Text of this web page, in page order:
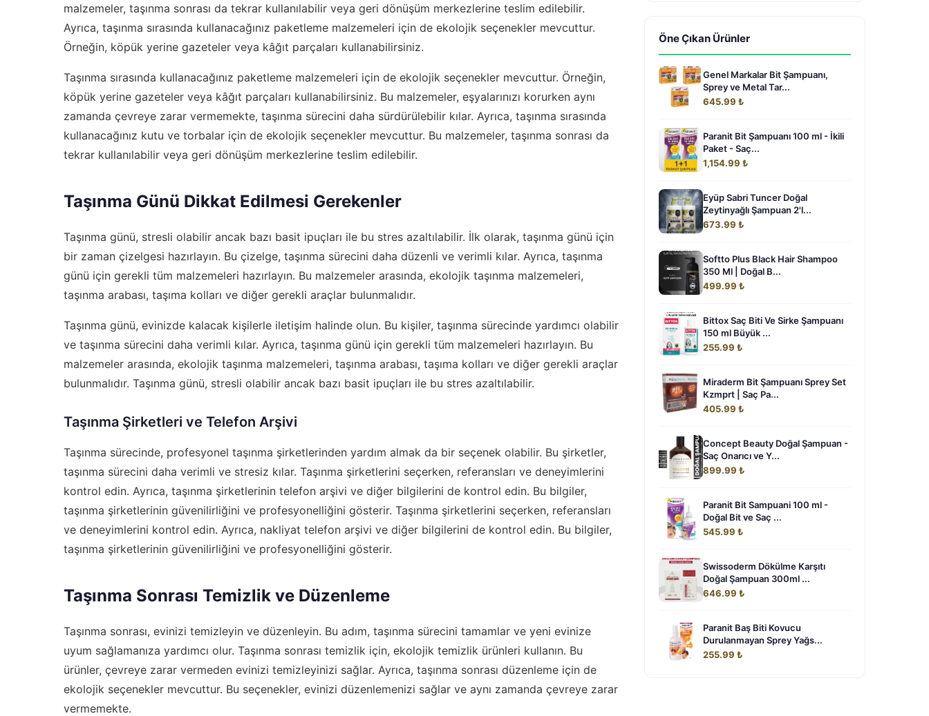
malzemeler, taşınma sonrası da tekrar kullanılabilir veya geri dönüşüm merkezlerine teslim edilebilir.
Ayrıca, taşınma sırasında kullanacağınız paketleme malzemeleri için de ekolojik seçenekler mevcuttur.
Örneğin, köpük yerine gazeteler veya kâğıt parçaları kullanabilirsiniz.
Taşınma sırasında kullanacağınız paketleme malzemeleri için de ekolojik seçenekler mevcuttur. Örneğin,
köpük yerine gazeteler veya kâğıt parçaları kullanabilirsiniz. Bu malzemeler, eşyalarınızı korurken aynı
zamanda çevreye zarar vermemekte, taşınma sürecini daha sürdürülebilir kılar. Ayrıca, taşınma sırasında
kullanacağınız kutu ve torbalar için de ekolojik seçenekler mevcuttur. Bu malzemeler, taşınma sonrası da
tekrar kullanılabilir veya geri dönüşüm merkezlerine teslim edilebilir.
Taşınma Günü Dikkat Edilmesi Gerekenler
Taşınma günü, stresli olabilir ancak bazı basit ipuçları ile bu stres azaltılabilir. İlk olarak, taşınma günü için
bir zaman çizelgesi hazırlayın. Bu çizelge, taşınma sürecini daha düzenli ve verimli kılar. Ayrıca, taşınma
günü için gerekli tüm malzemeleri hazırlayın. Bu malzemeler arasında, ekolojik taşınma malzemeleri,
taşınma arabası, taşıma kolları ve diğer gerekli araçlar bulunmalıdır.
Taşınma günü, evinizde kalacak kişilerle iletişim halinde olun. Bu kişiler, taşınma sürecinde yardımcı olabilir
ve taşınma sürecini daha verimli kılar. Ayrıca, taşınma günü için gerekli tüm malzemeleri hazırlayın. Bu
malzemeler arasında, ekolojik taşınma malzemeleri, taşınma arabası, taşıma kolları ve diğer gerekli araçlar
bulunmalıdır. Taşınma günü, stresli olabilir ancak bazı basit ipuçları ile bu stres azaltılabilir.
Taşınma Şirketleri ve Telefon Arşivi
Taşınma sürecinde, profesyonel taşınma şirketlerinden yardım almak da bir seçenek olabilir. Bu şirketler,
taşınma sürecini daha verimli ve stresiz kılar. Taşınma şirketlerini seçerken, referansları ve deneyimlerini
kontrol edin. Ayrıca, taşınma şirketlerinin telefon arşivi ve diğer bilgilerini de kontrol edin. Bu bilgiler,
taşınma şirketlerinin güvenilirliğini ve profesyonelliğini gösterir. Taşınma şirketlerini seçerken, referansları
ve deneyimlerini kontrol edin. Ayrıca, nakliyat telefon arşivi ve diğer bilgilerini de kontrol edin. Bu bilgiler,
taşınma şirketlerinin güvenilirliğini ve profesyonelliğini gösterir.
Taşınma Sonrası Temizlik ve Düzenleme
Taşınma sonrası, evinizi temizleyin ve düzenleyin. Bu adım, taşınma sürecini tamamlar ve yeni evinize
uyum sağlamanıza yardımcı olur. Taşınma sonrası temizlik için, ekolojik temizlik ürünleri kullanın. Bu
ürünler, çevreye zarar vermeden evinizi temizleyinizi sağlar. Ayrıca, taşınma sonrası düzenleme için de
ekolojik seçenekler mevcuttur. Bu seçenekler, evinizi düzenlemenizi sağlar ve aynı zamanda çevreye zarar
vermemekte.
Öne Çıkan Ürünler
Genel Markalar Bit Şampuanı,
Sprey ve Metal Tar...
645.99 ₺
Paranit Bit Şampuanı 100 ml - İkili
Paket - Saç...
1,154.99 ₺
Eyüp Sabri Tuncer Doğal
Zeytinyağlı Şampuan 2'l...
673.99 ₺
Softto Plus Black Hair Shampoo
350 Ml | Doğal B...
499.99 ₺
Bittox Saç Biti Ve Sirke Şampuanı
150 ml Büyük ...
255.99 ₺
Miraderm Bit Şampuanı Sprey Set
Kzmprt | Saç Pa...
405.99 ₺
Concept Beauty Doğal Şampuan -
Saç Onarıcı ve Y...
899.99 ₺
Paranit Bit Sampuani 100 ml -
Doğal Bit ve Saç ...
545.99 ₺
Swissoderm Dökülme Karşıtı
Doğal Şampuan 300ml ...
646.99 ₺
Paranit Baş Biti Kovucu
Durulanmayan Sprey Yağs...
255.99 ₺